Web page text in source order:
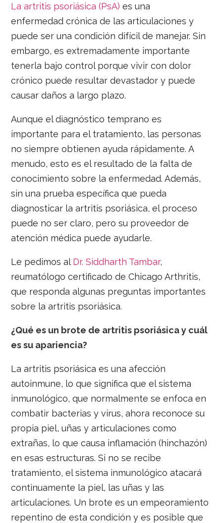
La artritis psoriásica (PsA) es una
enfermedad crónica de las articulaciones y
puede ser una condición difícil de manejar. Sin
embargo, es extremadamente importante
tenerla bajo control porque vivir con dolor
crónico puede resultar devastador y puede
causar daños a largo plazo.
Aunque el diagnóstico temprano es
importante para el tratamiento, las personas
no siempre obtienen ayuda rápidamente. A
menudo, esto es el resultado de la falta de
conocimiento sobre la enfermedad. Además,
sin una prueba específica que pueda
diagnosticar la artritis psoriásica, el proceso
puede no ser claro, pero su proveedor de
atención médica puede ayudarle.
Le pedimos al Dr. Siddharth Tambar,
reumatólogo certificado de Chicago Arthritis,
que responda algunas preguntas importantes
sobre la artritis psoriásica.
¿Qué es un brote de artritis psoriásica y cuál
es su apariencia?
La artritis psoriásica es una afección
autoinmune, lo que significa que el sistema
inmunológico, que normalmente se enfoca en
combatir bacterias y virus, ahora reconoce su
propia piel, uñas y articulaciones como
extrañas, lo que causa inflamación (hinchazón)
en esas estructuras. Si no se recibe
tratamiento, el sistema inmunológico atacará
continuamente la piel, las uñas y las
articulaciones. Un brote es un empeoramiento
repentino de esta condición y es posible que